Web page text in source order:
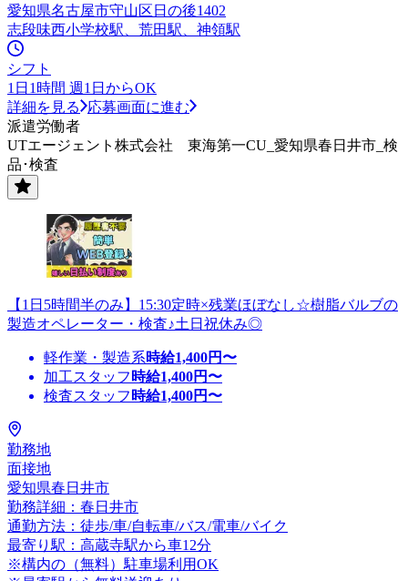
愛知県名古屋市守山区日の後1402
志段味西小学校駅、荒田駅、神領駅
シフト
1日1時間 週1日からOK
詳細を見る
応募画面に進む
派遣労働者
UTエージェント株式会社 東海第一CU_愛知県春日井市_検
品･検査
【1日5時間半のみ】15:30定時×残業ほぼなし☆樹脂バルブの
製造オペレーター・検査♪土日祝休み◎
軽作業・製造系時給1,400円〜
加工スタッフ 時給1,400円〜
検査スタッフ 時給1,400円〜
勤務地
面接地
愛知県春日井市
勤務詳細：春日井市
通勤方法：徒歩/車/自転車/バス/電車/バイク
最寄り駅：高蔵寺駅から車12分
※構内の（無料）駐車場利用OK